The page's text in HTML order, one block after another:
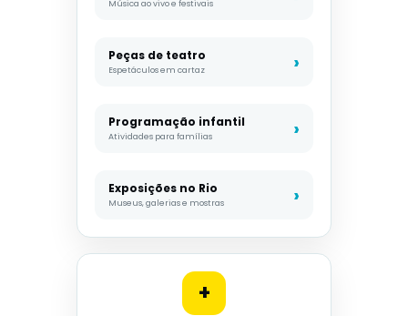
Música ao vivo e festivais
Peças de teatro
Espetáculos em cartaz
Programação infantil
Atividades para famílias
Exposições no Rio
Museus, galerias e mostras
+